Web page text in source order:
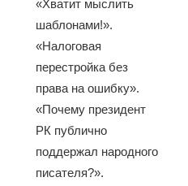
«Хватит мыслить
шаблонами!».
«Налоговая
перестройка без
права на ошибку».
«Почему президент
РК публично
поддержал народного
писателя?».